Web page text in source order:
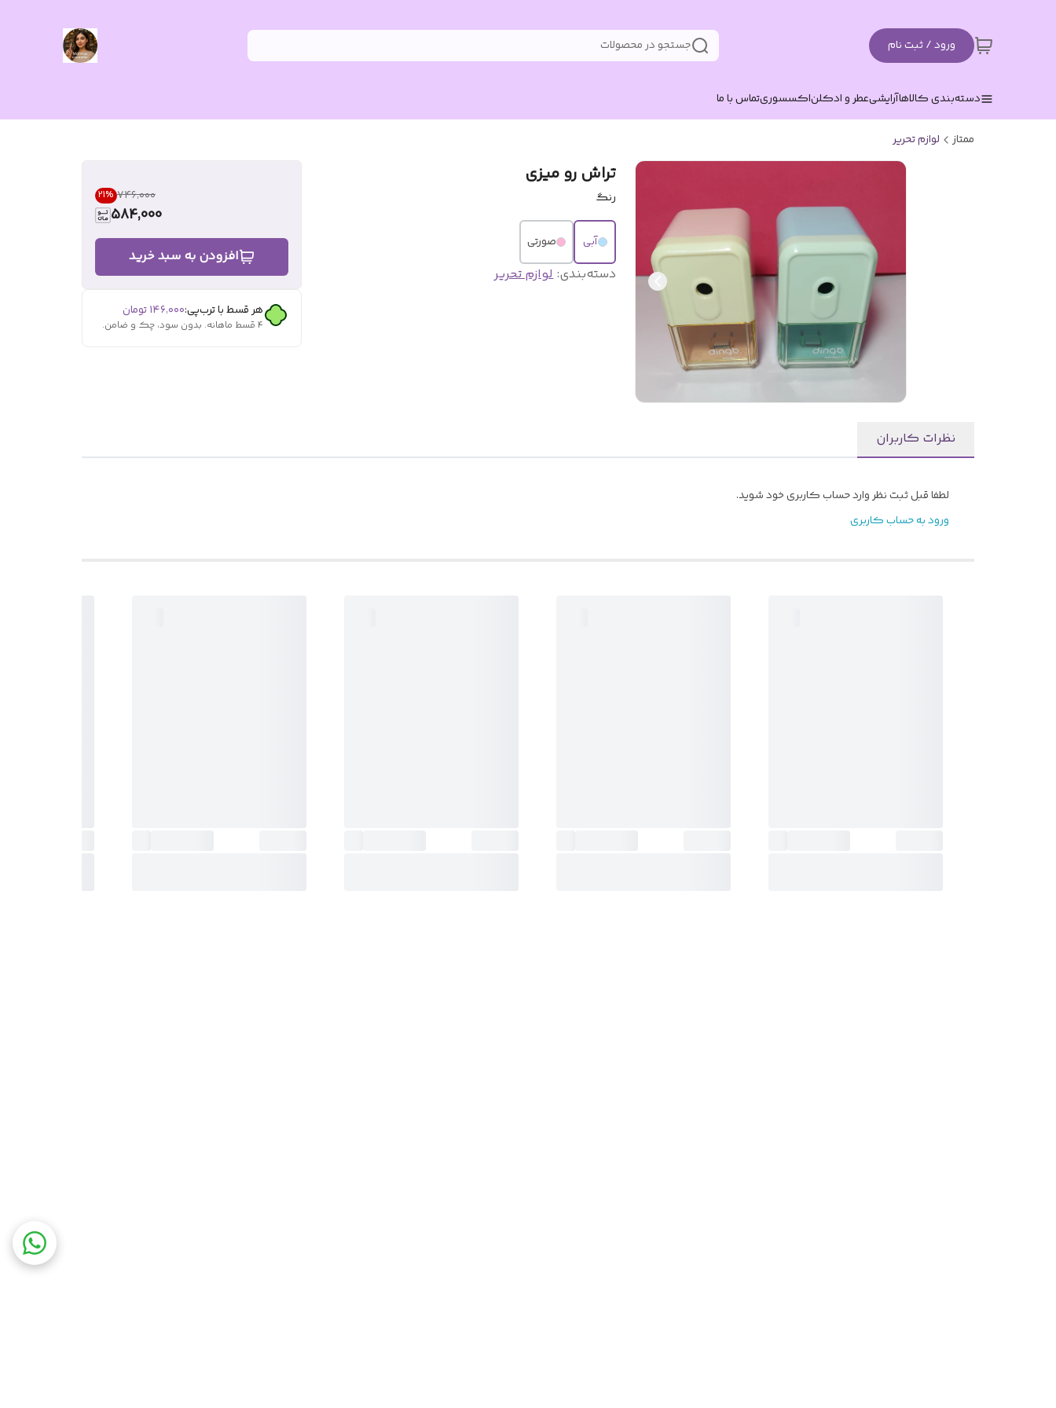
ورود / ثبت نام جستجو در محصولات
دسته‌بندی کالاهاآرایشیعطر و ادکلناکسسوریتماس با ما
ممتاز لوازم تحریر
تراش رو میزی
رنگ
آبی صورتی
دسته‌بندی:لوازم تحریر
۷۴۶٬۰۰۰ 21%
584,000
افزودن به سبد خرید
هر قسط با ترب‌پی:۱۴۶٬۰۰۰تومان
۴ قسط ماهانه. بدون سود، چک و ضامن.
نظرات کاربران
لطفا قبل ثبت نظر وارد حساب کاربری خود شوید.
ورود به حساب کاربری